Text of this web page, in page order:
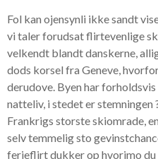
Fol kan ojensynli ikke sandt
vi taler forudsat flirtevenlige
velkendt blandt danskerne,
dods korsel fra Geneve,
derudove. Byen har
natteliv, i stedet er stemningen
Frankrigs storste skiomrade,
selv temmelig sto
ferieflirt dukker op hvorimo du